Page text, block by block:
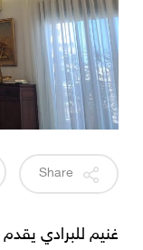
غنيم للبرادي